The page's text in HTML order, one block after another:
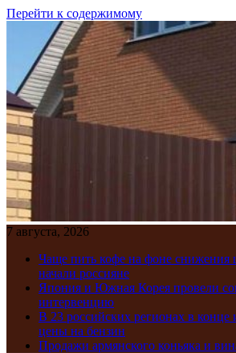
Перейти к содержимому
7 августа, 2026
Чаще пить кофе на фоне
начали россияне
Япония и Южная Корея провели
интервенцию
В 23 российских регионах в конце
цены на бензин
Продажи армянского коньяка и